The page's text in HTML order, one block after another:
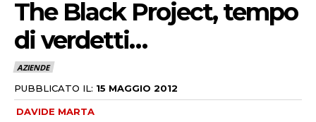
The Black Project, tempo
di verdetti…
AZIENDE
PUBBLICATO IL: 15 MAGGIO 2012
DAVIDE MARTA